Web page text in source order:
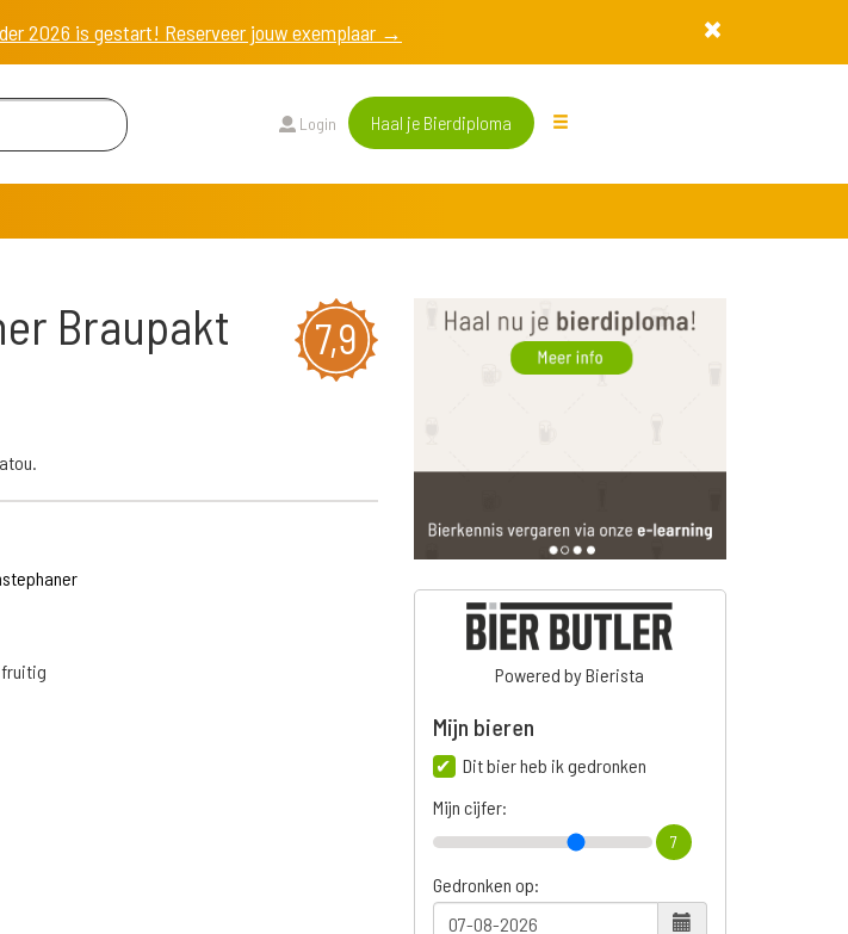
2026 is gestart! Reserveer jouw exemplaar →
Login Haal je Bierdiploma
7,9
Braupakt
fruitig
Powered by Bierista
Mijn bieren
Dit bier heb ik gedronken
Mijn cijfer:
7
Gedronken op: